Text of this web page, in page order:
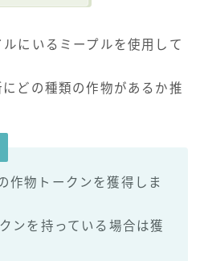
にいるミープルを使用して
どの種類の作物があるか推
作物トークンを獲得しま
ンを持っている場合は獲